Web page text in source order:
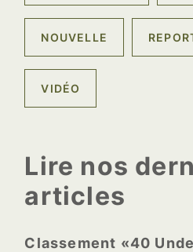
NOUVELLE
VIDÉO
Lire nos
articles
Classement «40